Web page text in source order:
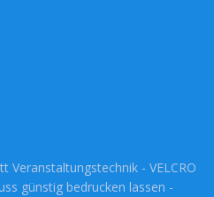
Veranstaltungstechnik - VELCRO
günstig bedrucken lassen -